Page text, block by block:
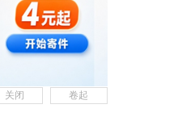
关闭 卷起